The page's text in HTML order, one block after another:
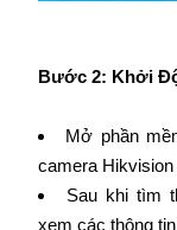
Bước 2: Khởi
Mở phần
camera Hikvision
Sau khi tìm
xem các thông